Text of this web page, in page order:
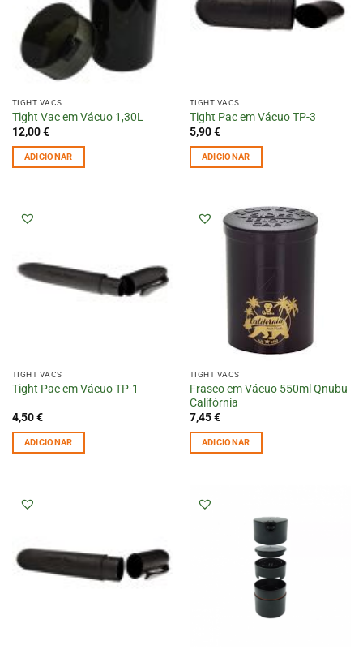
TIGHT VACS
Tight Vac em Vácuo 1,30L
12,00€
ADICIONAR
TIGHT VACS
Tight Pac em Vácuo TP-3
5,90€
ADICIONAR
TIGHT VACS
Tight Pac em Vácuo TP-1
4,50€
ADICIONAR
TIGHT VACS
Frasco em Vácuo 550ml Qnubu
Califórnia
7,45€
ADICIONAR